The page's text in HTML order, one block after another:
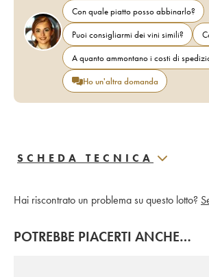
Con quale piatto posso abbinarlo?
Puoi consigliarmi dei vini simili?
A quanto ammontano i costi di
Ho un'altra domanda
SCHEDA TECNICA
Hai riscontrato un problema su questo lotto?
POTREBBE PIACERTI ANCHE…